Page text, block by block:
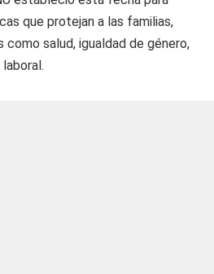
que protejan a las familias,
salud, igualdad de género,